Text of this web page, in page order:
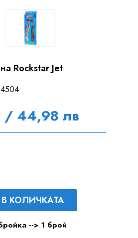
Rockstar Jet
/ 44,98 лв
КОЛИЧКАТА
--> 1 брой